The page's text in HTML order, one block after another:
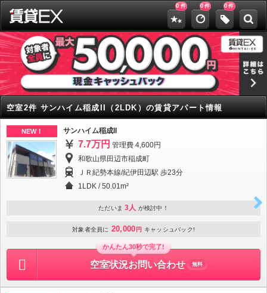
0 件 0件 0件
空室2件 サンハイム稲成II（2LDK）の賃貸アパート情報
NEW！ サンハイム稲成II
7.7万円 管理費 4,600円
和歌山県田辺市稲成町
ＪＲ紀勢本線/紀伊田辺駅 歩23分
1LDK /50.01m²
ただいま 3人 が検討中！
対象者全員に 20,000 円 キャッシュバック!
かんたん30秒で完了!
空室状況お問い合わせ 無料